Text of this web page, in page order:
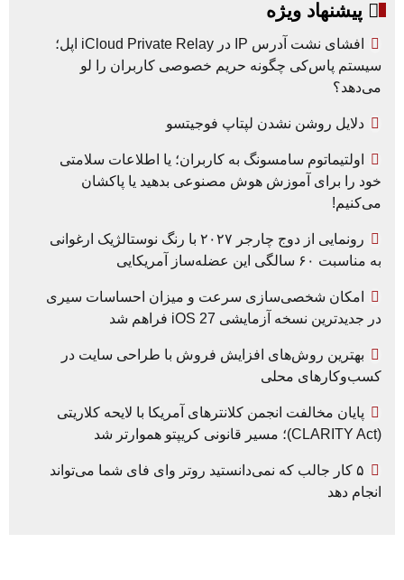
پیشنهاد ویژه
افشای نشت آدرس IP در iCloud Private Relay اپل؛
سیستم پاس‌کی چگونه حریم خصوصی کاربران را لو
می‌دهد؟
دلایل روشن نشدن لپتاپ فوجیتسو
اولتیماتوم سامسونگ به کاربران؛ یا اطلاعات سلامتی
خود را برای آموزش هوش مصنوعی بدهید یا پاکشان
می‌کنیم!
رونمایی از دوج چارجر ۲۰۲۷ با رنگ نوستالژیک ارغوانی
به مناسبت ۶۰ سالگی این عضله‌ساز آمریکایی
امکان شخصی‌سازی سرعت و میزان احساسات سیری
در جدیدترین نسخه آزمایشی iOS 27 فراهم شد
بهترین روش‌های افزایش فروش با طراحی سایت در
کسب‌وکارهای محلی
پایان مخالفت انجمن کلانترهای آمریکا با لایحه کلاریتی
(CLARITY Act)؛ مسیر قانونی کریپتو هموارتر شد
۵ کار جالب که نمی‌دانستید روتر وای فای شما می‌تواند
انجام دهد